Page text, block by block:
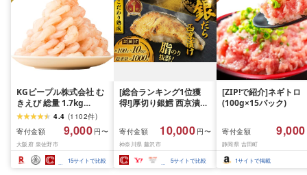
KGピープル株式会社 む
きえび 総量 1.7kg
(850g×2P) 特大 5Lサイ
ズ バナメイエビ バラ凍
結 下処理不要 サイズ不
揃い 訳あり
4.4 (1102件)
寄付金額
9,000 円〜
大阪府 泉佐野市
15サイトで比較
[総合ランキング1位獲
得!]厚切り銀鱈 西京漬け
約 1,000g (約 100g × 10
切) 西京味噌 西京みそ 味
噌漬け みそ 味噌 鮮魚 魚
介 銀だら 銀ダラ ギンダ
ラ ぎんだら 鱈 タラ 魚
寄付金額 10,000 円〜
神奈川県 藤沢市
5サイトで比較
[ZIP!で紹介]ネギトロ
(100g×15パック)
寄付金額 9,000
静岡県 吉田町
1サイトで掲載